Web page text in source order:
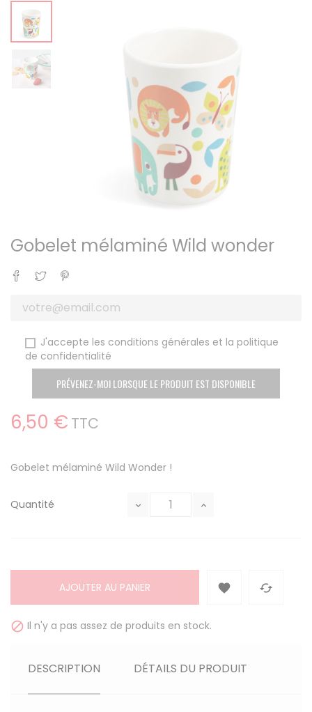
Gobelet mélaminé Wild wonder
Partager
Tweet
J'accepte les conditions générales et la politique
de confidentialité
PRÉVENEZ-MOI LORSQUE LE PRODUIT EST DISPONIBLE
6,50 € TTC
Gobelet mélaminé Wild Wonder !
Quantité
AJOUTER AU PANIER  
 Il n'y a pas assez de produits en stock.
DESCRIPTION DÉTAILS DU PRODUIT